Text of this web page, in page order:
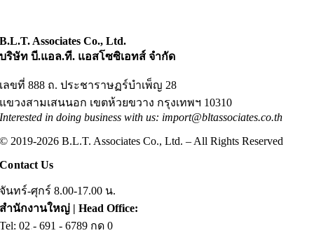
B.L.T. Associates Co., Ltd.
บริษัท บี.แอล.ที. แอสโซซิเอทส์ จำกัด
เลขที่ 888 ถ. ประชาราษฏร์บำเพ็ญ 28
แขวงสามเสนนอก เขตห้วยขวาง กรุงเทพฯ 10310
Interested in doing business with us: import@bltassociates.co.th
© 2019-2026 B.L.T. Associates Co., Ltd. – All Rights Reserved
Contact Us
จันทร์-ศุกร์ 8.00-17.00 น.
สำนักงานใหญ่ | Head Office:
Tel: 02.- 691 - 6789 กด 0